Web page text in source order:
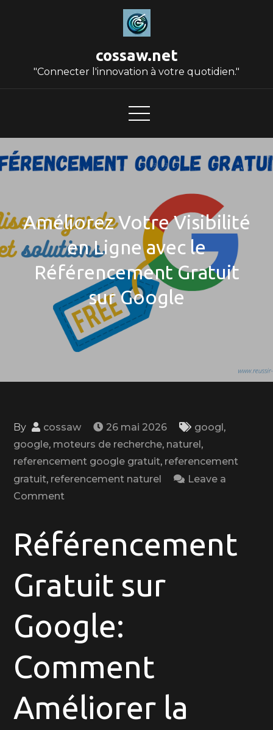
cossaw.net
"Connecter l'innovation à votre quotidien."
Améliorez Votre Visibilité
en Ligne avec le
Référencement Gratuit
sur Google
By cossaw 26 mai 2026 googl,
google, moteurs de recherche, naturel,
referencement google gratuit, referencement
gratuit, referencement naturel
Leave a
Commenton
Votre
Visibilité
Ligne
avec
Référencement
sur
Référencement
Gratuit sur
Google:
Comment
Améliorer la